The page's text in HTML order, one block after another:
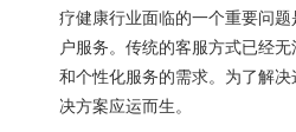
疗健康行业面临的一个重要问
户服务。传统的客服方式已经
和个性化服务的需求。为了解
决方案应运而生。